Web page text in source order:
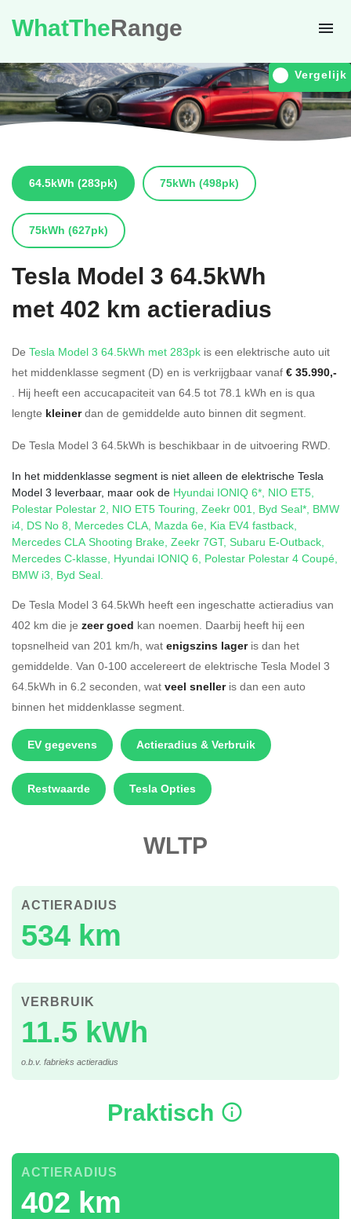
WhatTheRange
Vergelijk
64.5kWh (283pk) 75kWh (498pk)
75kWh (627pk)
Tesla Model 3 64.5kWh
met 402 km actieradius
De Tesla Model 3 64.5kWh met 283pk is een elektrische auto uit
het middenklasse segment (D) en is verkrijgbaar vanaf € 35.990,-
. Hij heeft een accucapaciteit van 64.5 tot 78.1 kWh en is qua
lengte kleinerdan de gemiddelde auto binnen dit segment.
De Tesla Model 3 64.5kWh is beschikbaar in de uitvoering RWD.
In het middenklasse segment is niet alleen de elektrische Tesla
Model 3 leverbaar, maar ook de Hyundai IONIQ 6*, NIO ET5,
Polestar Polestar 2, NIO ET5 Touring, Zeekr 001, Byd Seal*, BMW
i4, DS No 8, Mercedes CLA, Mazda 6e, Kia EV4 fastback,
Mercedes CLA Shooting Brake, Zeekr 7GT, Subaru E-Outback,
Mercedes C-klasse, Hyundai IONIQ 6, Polestar Polestar 4 Coupé,
BMW i3, Byd Seal.
De Tesla Model 3 64.5kWh heeft een ingeschatte actieradius van
402 km die je zeer goed kan noemen. Daarbij heeft hij een
topsnelheid van 201 km/h, wat enigszins lageris dan het
gemiddelde. Van 0-100 accelereert de elektrische Tesla Model 3
64.5kWh in 6.2 seconden, wat veel snelleris dan een auto
binnen het middenklasse segment.
EV gegevens Actieradius & Verbruik
Restwaarde Tesla Opties
WLTP
534 km
ACTIERADIUS
11.5 kWh
VERBRUIK
o.b.v. fabrieks actieradius
Praktisch
402 km
ACTIERADIUS